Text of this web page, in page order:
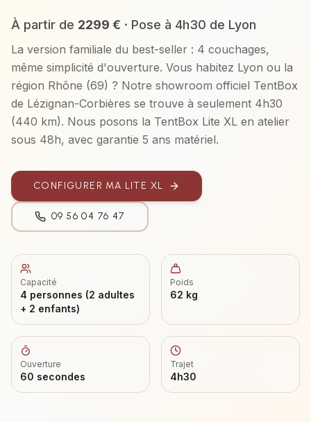
À partir de 2299 € · Pose à 4h30 de Lyon
La version familiale du best-seller : 4 couchages,
même simplicité d'ouverture. Vous habitez Lyon ou la
région Rhône (69) ? Notre showroom officiel TentBox
de Lézignan-Corbières se trouve à seulement 4h30
(440 km). Nous posons la TentBox Lite XL en atelier
sous 48h, avec garantie 5 ans matériel.
CONFIGURER MA LITE XL
09 56 04 76 47
Capacité
4 personnes (2 adultes
+ 2 enfants)
Poids
62 kg
Ouverture
60 secondes
Trajet
4h30